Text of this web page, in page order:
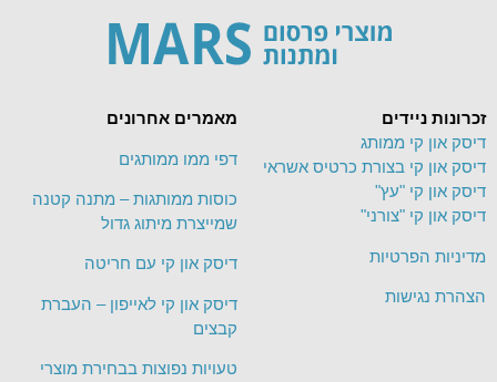
מאמרים אחרונים
דפי ממו ממותגים
כוסות ממותגות – מתנה קטנה
שמייצרת מיתוג גדול
דיסק און קי עם חריטה
דיסק און קי לאייפון – העברת
קבצים
טעויות נפוצות בבחירת מוצרי
זכרונות ניידים
דיסק און קי ממותג
דיסק און קי בצורת כרטיס אשראי
דיסק און קי "עץ"
דיסק און קי "צורני"
מדיניות הפרטיות
הצהרת נגישות